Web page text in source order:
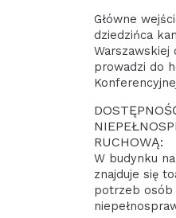
Główne
dziedzińca
Warszawskiej
prowadzi do
RUCHOWĄ:
W budynku
znajduje się
potrzeb osób